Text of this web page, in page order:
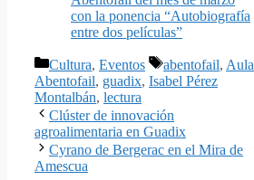
con la ponencia “Autobiografía
entre dos películas”
Categorías
Cultura, Eventos Etiquetas
abentofail, Aula
Abentofail, guadix, Isabel Pérez
Montalbán, lectura
Clúster de innovación
agroalimentaria en Guadix
Cyrano de Bergerac en el Mira de
Amescua